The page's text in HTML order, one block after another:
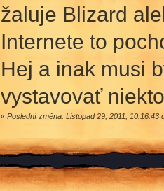
žaluje Blizard
Internete to
Hej a inak musi
vystavovať
« Poslední změna: Listopad 29, 2011, 10:16:43